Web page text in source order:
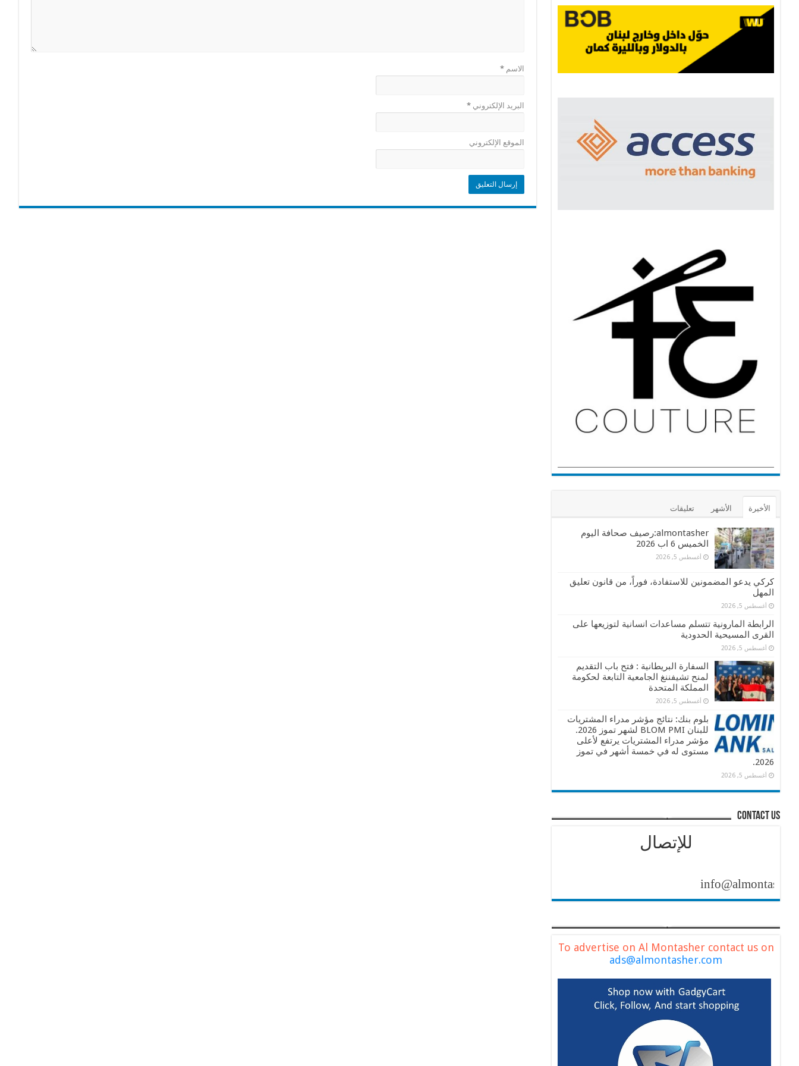
الاسم *
البريد الإلكتروني *
الموقع الإلكتروني
الأخيرة الأشهر تعليقات
almontasher:رصيف صحافة اليوم
الخميس 6 اب 2026
أغسطس 5, 2026
كركي يدعو المضمونين للاستفادة، فوراً، من قانون تعليق
المهل
أغسطس 5, 2026
الرابطة المارونية تتسلم مساعدات انسانية لتوزيعها على
القرى المسيحية الحدودية
أغسطس 5, 2026
السفارة البريطانية : فتح باب التقديم
لمنح تشيفننغ الجامعية التابعة لحكومة
المملكة المتحدة
أغسطس 5, 2026
بلوم بنك: نتائج مؤشر مدراء المشتريات
للبنان BLOM PMI لشهر تموز 2026.
مؤشر مدراء المشتريات يرتفع لأعلى
مستوى له في خمسة أشهر في تموز
2026.
أغسطس 5, 2026
contact us
للإتصال
info@almontasher.com
To advertise on Al Montasher contact us on
ads@almontasher.com